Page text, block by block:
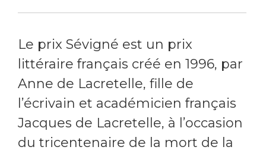
Le prix Sévigné est un prix
littéraire français créé en 1996, par
Anne de Lacretelle, fille de
l’écrivain et académicien français
Jacques de Lacretelle, à l’occasion
du tricentenaire de la mort de la